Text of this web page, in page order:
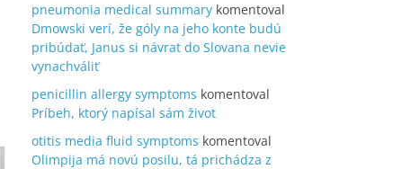
pneumonia medical summary komentoval
Dmowski verí, že góly na jeho konte budú
pribúdať, Janus si návrat do Slovana nevie
vynachváliť
penicillin allergy symptoms komentoval
Príbeh, ktorý napísal sám život
otitis media fluid symptoms komentoval
Olimpija má novú posilu, tá prichádza z